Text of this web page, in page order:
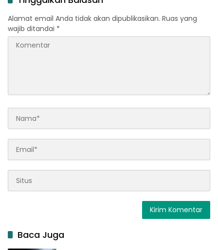
Alamat email Anda tidak akan dipublikasikan. Ruas yang
wajib ditandai *
Baca Juga